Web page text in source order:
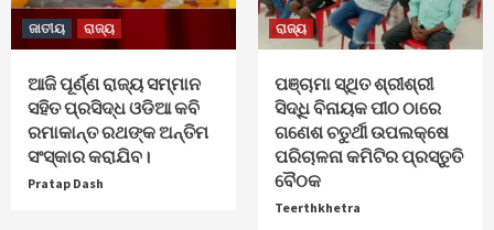
ଜାତୀୟ ରାଜ୍ୟ
ଆଜି ପୂର୍ଣ୍ଣ ରାଜ୍ୟ ସମ୍ମାନ
ସହିତ ପ୍ରସିଦ୍ଧ ଓଡିଆ କବି
ରମାକାନ୍ତ ରଥଙ୍କ ଅନ୍ତିମ
ସଂସ୍କାର କରାଯିବ।
Pratap Dash
ରାଜ୍ୟ
ପଞ୍ଚାମା ସ୍ଥିତ ଶ୍ରୀଶ୍ରୀ
ସିଦ୍ଧି ବିନାୟକ ପୀଠ ଠାରେ
ଗଣେଶ ଚତୁର୍ଥୀ ଉପଲକ୍ଷେ
ପରିଚାଳନା କମିଟିର ପ୍ରସ୍ତୁତି
ବୈଠକ
Teerthkhetra